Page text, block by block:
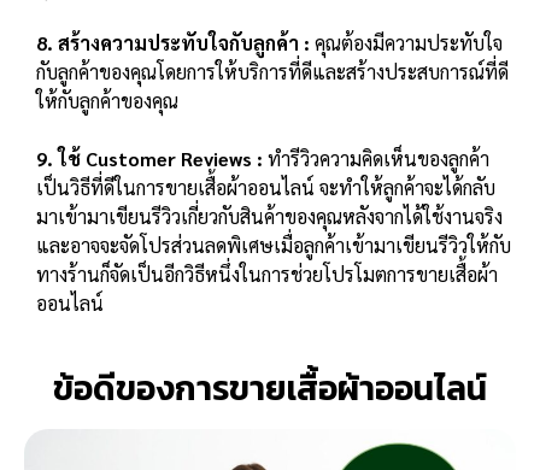
8. สร้างความประทับใจกับลูกค้า : คุณต้องมีความประทับใจ
กับลูกค้าของคุณโดยการให้บริการที่ดีและสร้างประสบการณ์ที่ดี
ให้กับลูกค้าของคุณ
9. ใช้ Customer Reviews : ทำรีวิวความคิดเห็นของลูกค้า
เป็นวิธีที่ดีในการขายเสื้อผ้าออนไลน์ จะทำให้ลูกค้าจะได้กลับ
มาเข้ามาเขียนรีวิวเกี่ยวกับสินค้าของคุณหลังจากได้ใช้งานจริง
และอาจจะจัดโปรส่วนลดพิเศษเมื่อลูกค้าเข้ามาเขียนรีวิวให้กับ
ทางร้านก็จัดเป็นอีกวิธีหนึ่งในการช่วยโปรโมตการขายเสื้อผ้า
ออนไลน์
ข้อดีของการขายเสื้อผ้าออนไลน์